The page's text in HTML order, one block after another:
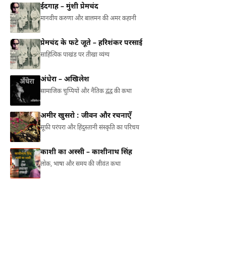
ईदगाह – मुंशी प्रेमचंद
मानवीय करुणा और बालमन की अमर कहानी
प्रेमचंद के फटे जूते – हरिशंकर परसाई
साहित्यिक पाखंड पर तीखा व्यंग्य
अंधेरा – अखिलेश
सामाजिक चुप्पियों और नैतिक द्वंद्व की कथा
अमीर खुसरो : जीवन और रचनाएँ
सूफ़ी परंपरा और हिंदुस्तानी संस्कृति का परिचय
काशी का अस्सी – काशीनाथ सिंह
लोक, भाषा और समय की जीवंत कथा